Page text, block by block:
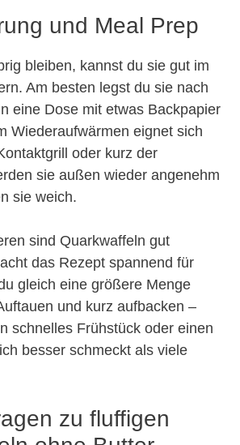
und Meal Prep
bleiben, kannst du sie gut im
Am besten legst du sie nach
eine Dose mit etwas Backpapier
Wiederaufwärmen eignet sich
oder kurz der
sie außen wieder angenehm
sie weich.
sind Quarkwaffeln gut
das Rezept spannend für
gleich eine größere Menge
und kurz aufbacken –
schnelles Frühstück oder einen
besser schmeckt als viele
zu fluffigen